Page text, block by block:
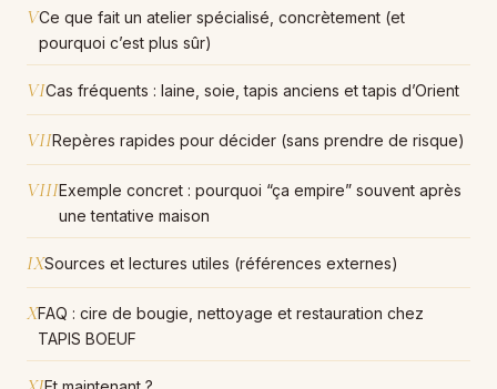
VCe que fait un atelier spécialisé, concrètement (et
pourquoi c’est plus sûr)
VICas fréquents : laine, soie, tapis anciens et tapis d’Orient
VIIRepères rapides pour décider (sans prendre de risque)
VIIIExemple concret : pourquoi “ça empire” souvent après
une tentative maison
IXSources et lectures utiles (références externes)
XFAQ : cire de bougie, nettoyage et restauration chez
TAPIS BOEUF